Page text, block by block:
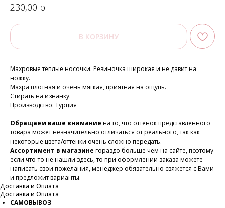
230,00 р.
В КОРЗИНУ
Махровые тёплые носочки. Резиночка широкая и не давит на
ножку.
Махра плотная и очень мягкая, приятная на ощупь.
Стирать на изнанку.
Производство: Турция
Обращаем ваше внимание на то, что оттенок представленного
товара может незначительно отличаться от реального, так как
некоторые цвета/оттенки очень сложно передать.
Ассортимент в магазине гораздо больше чем на сайте, поэтому
если что-то не нашли здесь, то при оформлении заказа можете
написать свои пожелания, менеджер обязательно свяжется с Вами
и предложит варианты.
Доставка и Оплата
Доставка и Оплата
САМОВЫВОЗ